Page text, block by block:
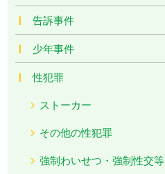
告訴事件
少年事件
性犯罪
ストーカー
その他の性犯罪
強制わいせつ・強制性交等